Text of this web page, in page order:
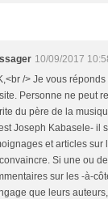
10/09/2017
/> Je vous
Personne ne peut
du père de la
Joseph Kabasele- il
et articles sur
Si une ou
sur les -à-
que leurs